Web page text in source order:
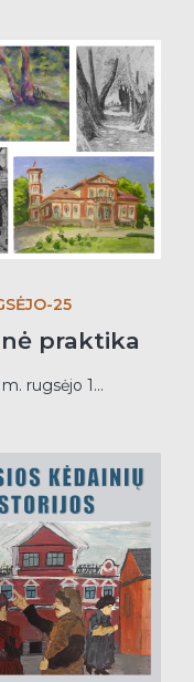
25
praktika
rugsėjo 1...